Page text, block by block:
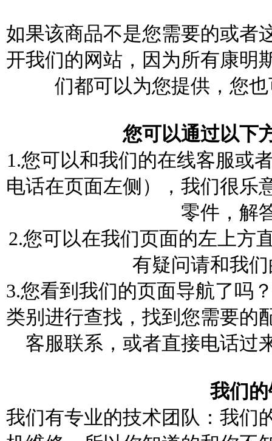
如果该商品不是您需要的或者
开我们的网站，因为所有康明
们都可以为您提供，您
您可以通过以下
1.您可以和我们的在线客服或
电话在页面左侧），我们很乐
零件，解
2.您可以在我们页面的左上方
有疑问请和我
3.您看到我们的页面导航了吗
类别进行查找，找到您需要的
客服联系，或者直接电话过
我们
我们有专业的技术团队：我们